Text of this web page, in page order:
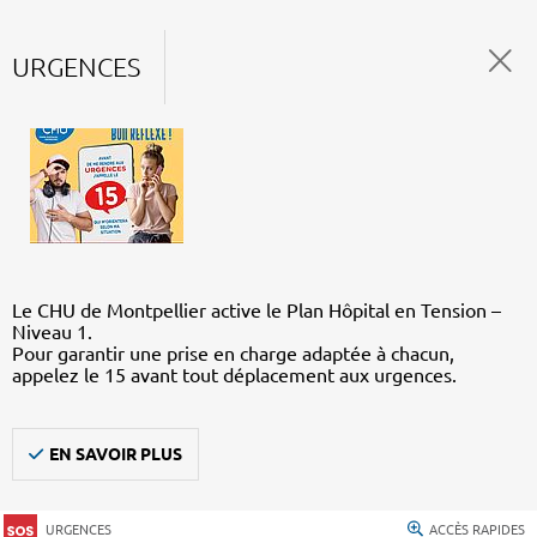
URGENCES
Le CHU de Montpellier active le Plan Hôpital en Tension –
Niveau 1.
Pour garantir une prise en charge adaptée à chacun,
appelez le 15 avant tout déplacement aux urgences.
EN SAVOIR PLUS
URGENCES ACCÈS RAPIDES